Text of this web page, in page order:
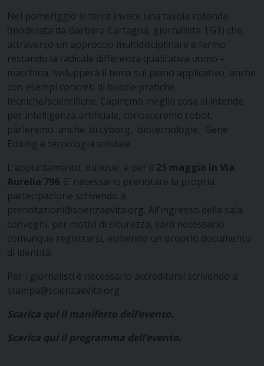
Nel pomeriggio si terrà invece una tavola rotonda
(moderata da Barbara Carfagna, giornalista TG1) che,
attraverso un approccio multidisciplinare e fermo
restando la radicale differenza qualitativa uomo –
macchina, svilupperà il tema sul piano applicativo, anche
con esempi concreti di buone pratiche
tecniche/scientifiche. Capiremo meglio cosa si intende
per intelligenza artificiale, conosceremo robot,
parleremo anche di cyborg, biotecnologie, Gene
Editing e tecnologia solidale.
L’appuntamento, dunque, è per il 25 maggio in Via
Aurelia 796. E’ necessario prenotare la propria
partecipazione scrivendo a
prenotazioni@scienzaevita.org. All’ingresso della sala
convegni, per motivi di sicurezza, sarà necessario
comunque registrarsi, esibendo un proprio documento
di identità.
Per i giornalisti è necessario accreditarsi scrivendo a:
stampa@scienzaevita.org
Scarica qui il manifesto dell’evento.
Scarica qui il programma dell’evento.